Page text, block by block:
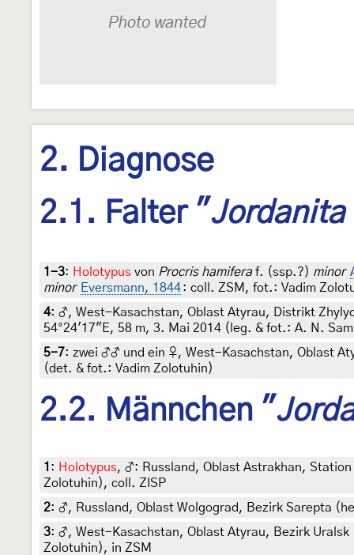
2. Diagnose
2.1. Falter "Jordanita
1-3: Holotypus von Procris hamiferaf. (ssp.?) minor
minor Eversmann, 1844: coll. ZSM, fot.: Vadim
4: ♂, West-Kasachstan, Oblast Atyrau, Distrikt
54°24′17″E, 58 m, 3. Mai 2014 (leg. & fot.: A. N.
5-7: zwei ♂♂ und ein ♀, West-Kasachstan, Oblast
(det. & fot.: Vadim Zolotuhin)
2.2. Männchen "
1 : Holotypus, ♂: Russland, Oblast Astrakhan,
Zolotuhin), coll. ZISP
2: ♂, Russland, Oblast Wolgograd, Bezirk Sarepta
3: ♂, West-Kasachstan, Oblast Atyrau, Bezirk
Zolotuhin), in ZSM